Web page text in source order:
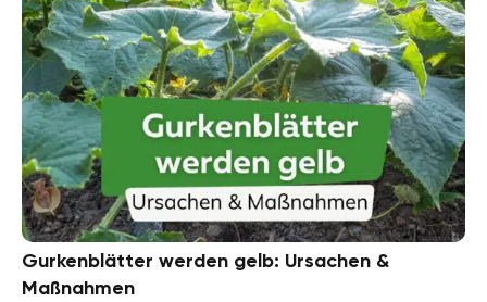
Gurkenblätter werden gelb: Ursachen &
Maßnahmen